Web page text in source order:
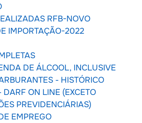
RFB-NOVO
IMPORTAÇÃO-2022
DE ÁLCOOL, INCLUSIVE
- HISTÓRICO
DARF ON LINE (EXCETO
PREVIDENCIÁRIAS)
EMPREGO